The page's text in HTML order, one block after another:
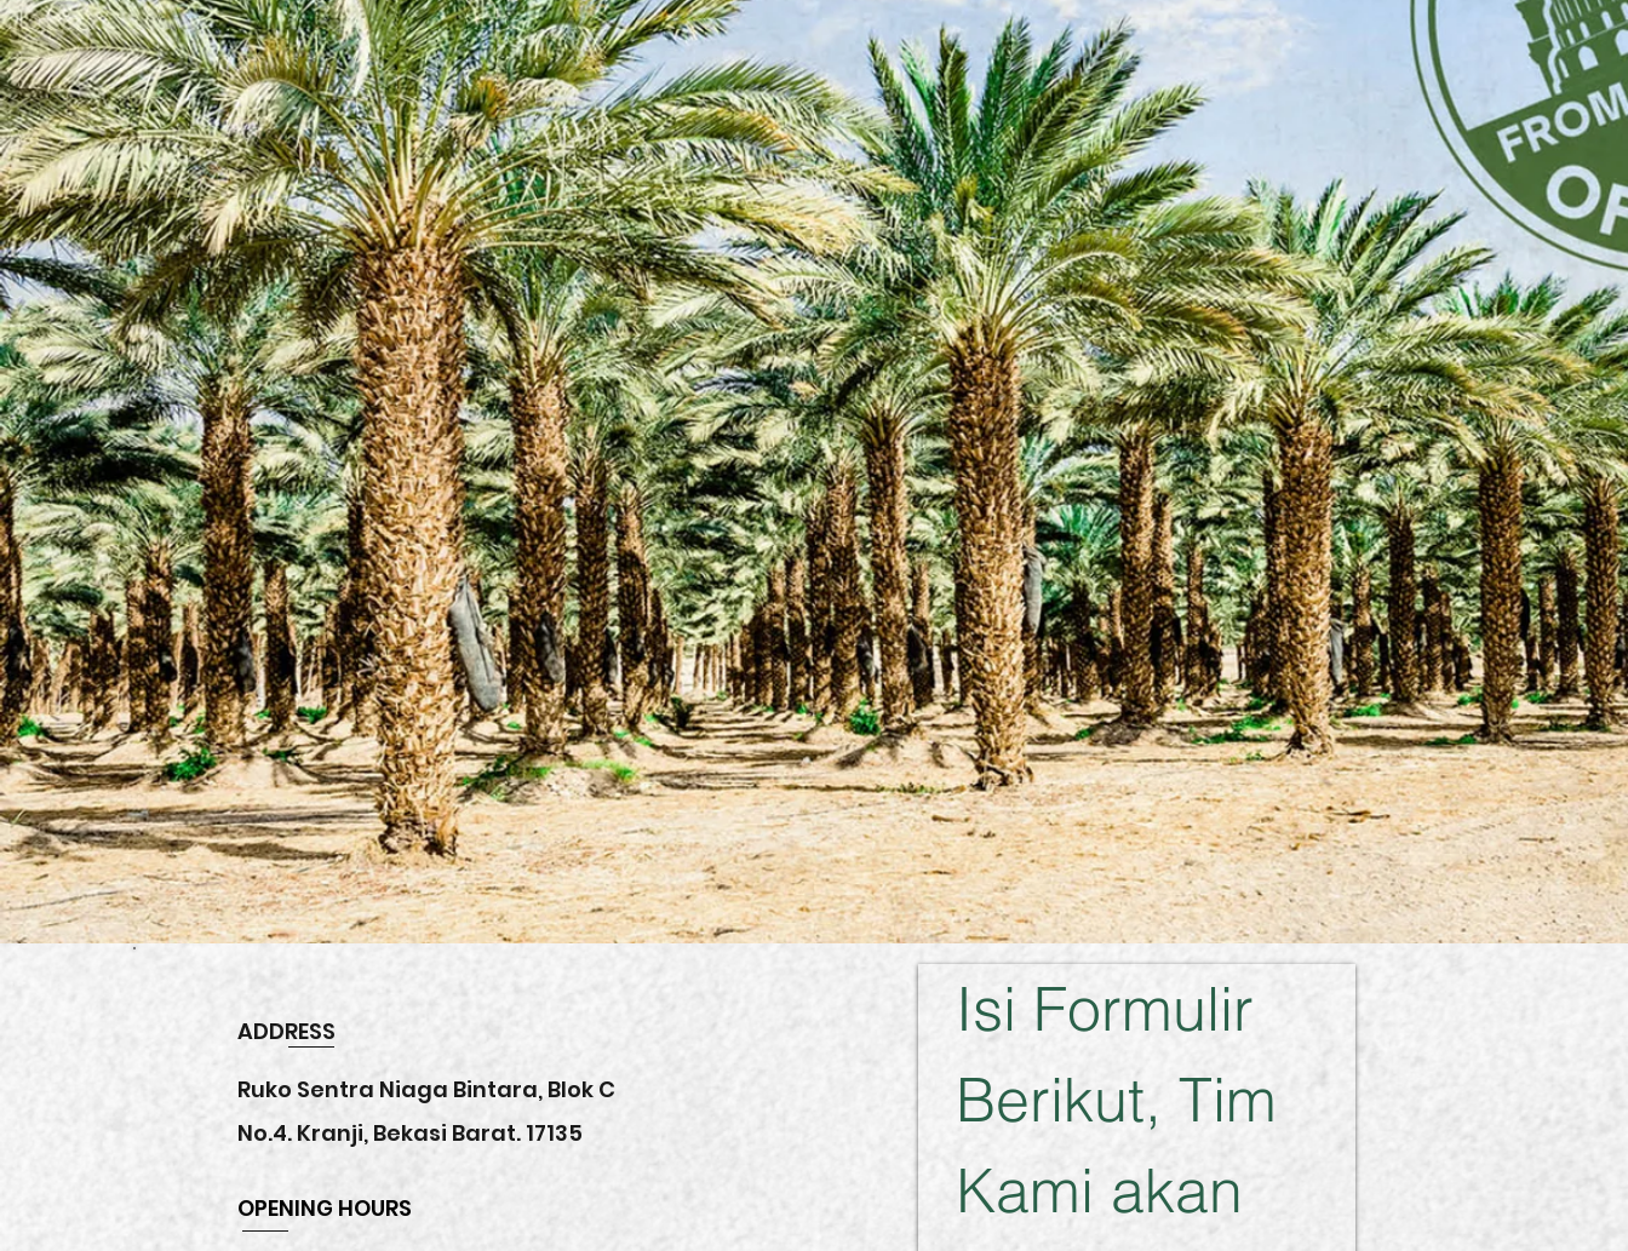
ADDRESS
Ruko Sentra Niaga Bintara, Blok C
No.4. Kranji, Bekasi Barat. 17135
OPENING HOURS
Isi Formulir
Berikut, Tim
Kami akan